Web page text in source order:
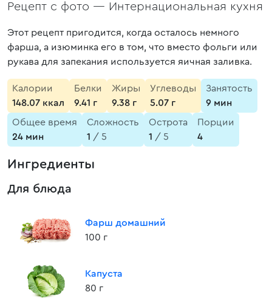
Рецепт с фото — Интернациональная кухня
Этот рецепт пригодится, когда осталось немного
фарша, а изюминка его в том, что вместо фольги или
рукава для запекания используется яичная заливка.
Калории
148.07 ккал
Белки
9.41 г
Жиры
9.38 г
Углеводы
5.07 г
Занятость
9 мин
Общее время
24 мин
Сложность
1 / 5
Острота
1 / 5
Порции
4
Ингредиенты
Для блюда
Фарш домашний
100 г
Капуста
80 г